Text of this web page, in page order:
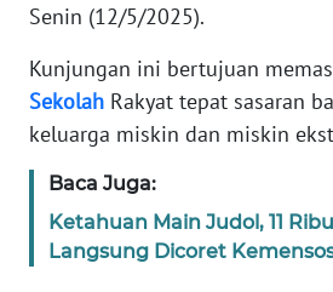
Senin (12/5/2025).
Kunjungan ini bertujuan
Sekolah Rakyat tepat sasaran
keluarga miskin dan miskin
Baca Juga:
Ketahuan Main Judol, 11
Langsung Dicoret
KAMI
INFO
TENTANG
KAMI